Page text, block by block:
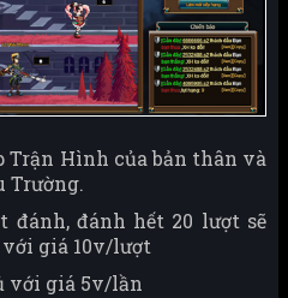
Trận Hình của bản thân và
Trường.
đánh, đánh hết 20 lượt sẽ
giá 10v/lượt
với giá 5v/lần